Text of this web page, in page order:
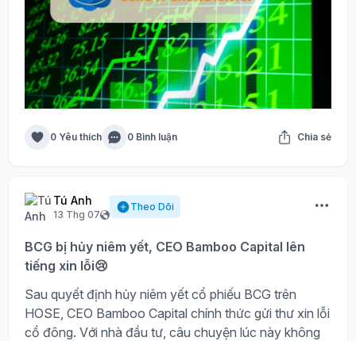
0 Yêu thích 0 Bình luận Chia sẻ
Tú Anh
13 Thg 07
Theo Dõi
BCG bị hủy niêm yết, CEO Bamboo Capital lên
tiếng xin lỗi😢
Sau quyết định hủy niêm yết cổ phiếu BCG trên
HOSE, CEO Bamboo Capital chính thức gửi thư xin lỗi
cổ đông. Với nhà đầu tư, câu chuyện lúc này không